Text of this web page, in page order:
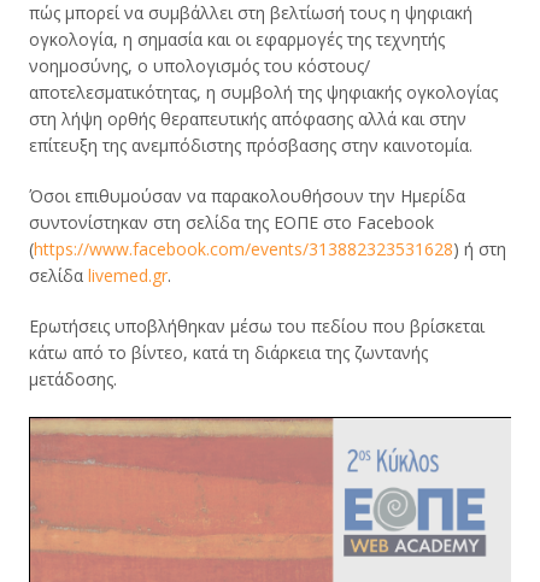
πώς μπορεί να συμβάλλει στη βελτίωσή τους η ψηφιακή
ογκολογία, η σημασία και οι εφαρμογές της τεχνητής
νοημοσύνης, ο υπολογισμός του κόστους/
αποτελεσματικότητας, η συμβολή της ψηφιακής ογκολογίας
στη λήψη ορθής θεραπευτικής απόφασης αλλά και στην
επίτευξη της ανεμπόδιστης πρόσβασης στην καινοτομία.
Όσοι επιθυμούσαν να παρακολουθήσουν την Ημερίδα
συντονίστηκαν στη σελίδα της ΕΟΠΕ στο Facebook
(https://www.facebook.com/events/313882323531628) ή στη
σελίδα livemed.gr.
Ερωτήσεις υποβλήθηκαν μέσω του πεδίου που βρίσκεται
κάτω από το βίντεο, κατά τη διάρκεια της ζωντανής
μετάδοσης.